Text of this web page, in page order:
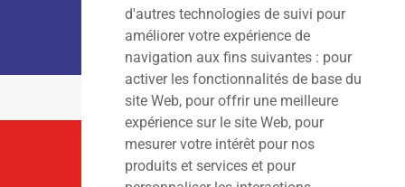
d'autres technologies de suivi pour
améliorer votre expérience de
navigation aux fins suivantes : pour
activer les fonctionnalités de base du
site Web, pour offrir une meilleure
expérience sur le site Web, pour
mesurer votre intérêt pour nos
produits et services et pour
Lun – Ven: 7h00 – 18h00
Sam – Dim
: Fermé
Suivez-Nous